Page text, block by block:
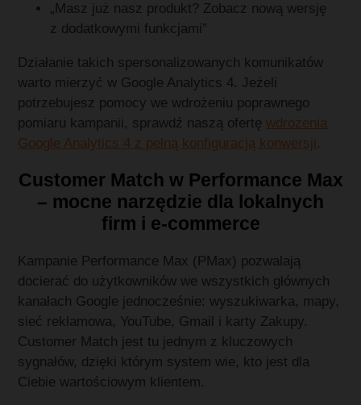
„Masz już nasz produkt? Zobacz nową wersję
z dodatkowymi funkcjami”
Działanie takich spersonalizowanych komunikatów
warto mierzyć w Google Analytics 4. Jeżeli
potrzebujesz pomocy we wdrożeniu poprawnego
pomiaru kampanii, sprawdź naszą ofertęwdrożenia
Google Analytics 4 z pełną konfiguracją konwersji .
Customer Match w Performance Max
– mocne narzędzie dla lokalnych
firm i e‑commerce
Kampanie Performance Max (PMax) pozwalają
docierać do użytkowników we wszystkich głównych
kanałach Google jednocześnie: wyszukiwarka, mapy,
sieć reklamowa, YouTube, Gmail i karty Zakupy.
Customer Match jest tu jednym z kluczowych
sygnałów, dzięki którym system wie, kto jest dla
Ciebie wartościowym klientem.